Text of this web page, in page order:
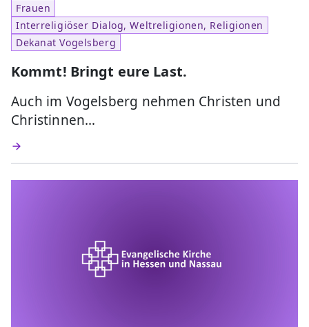
Frauen
Interreligiöser Dialog, Weltreligionen, Religionen
Dekanat Vogelsberg
Kommt! Bringt eure Last.
Auch im Vogelsberg nehmen Christen und
Christinnen…